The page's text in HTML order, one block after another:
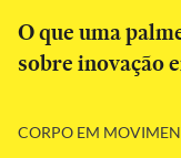
O que uma
sobre inovação
CORPO EM